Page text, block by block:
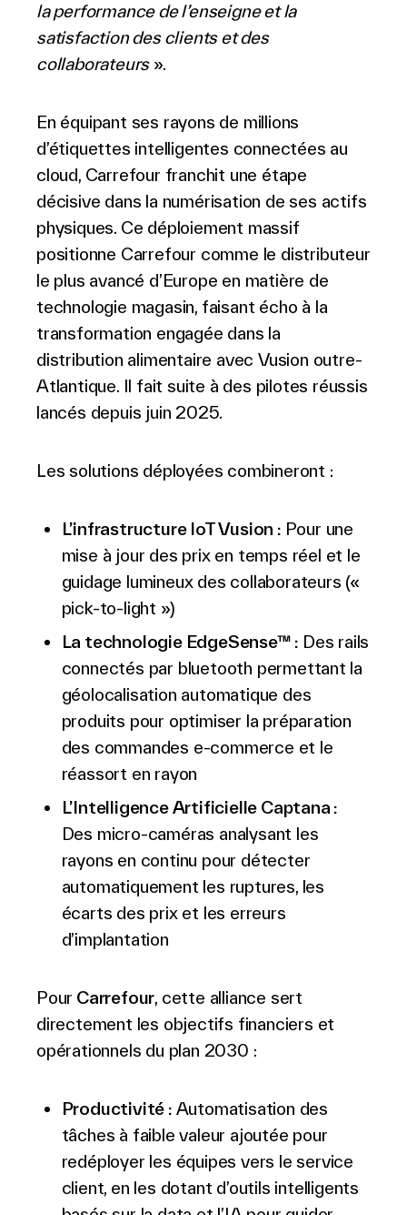
la performance de l’enseigne et la
satisfaction des clients et des
collaborateurs».
En équipant ses rayons de millions
d’étiquettes intelligentes connectées au
cloud, Carrefour franchit une étape
décisive dans la numérisation de ses actifs
physiques. Ce déploiement massif
positionne Carrefour comme le distributeur
le plus avancé d’Europe en matière de
technologie magasin, faisant écho à la
transformation engagée dans la
distribution alimentaire avec Vusion outre-
Atlantique. Il fait suite à des pilotes réussis
lancés depuis juin 2025.
Les solutions déployées combineront :
L’infrastructure IoT Vusion : Pour une
mise à jour des prix en temps réel et le
guidage lumineux des collaborateurs («
pick-to-light »)
La technologie EdgeSense™ : Des rails
connectés par bluetooth permettant la
géolocalisation automatique des
produits pour optimiser la préparation
des commandes e-commerce et le
réassort en rayon
L’Intelligence Artificielle Captana :
Des micro-caméras analysant les
rayons en continu pour détecter
automatiquement les ruptures, les
écarts des prix et les erreurs
d’implantation
Pour Carrefour, cette alliance sert
directement les objectifs financiers et
opérationnels du plan 2030 :
Productivité : Automatisation des
tâches à faible valeur ajoutée pour
redéployer les équipes vers le service
client, en les dotant d’outils intelligents